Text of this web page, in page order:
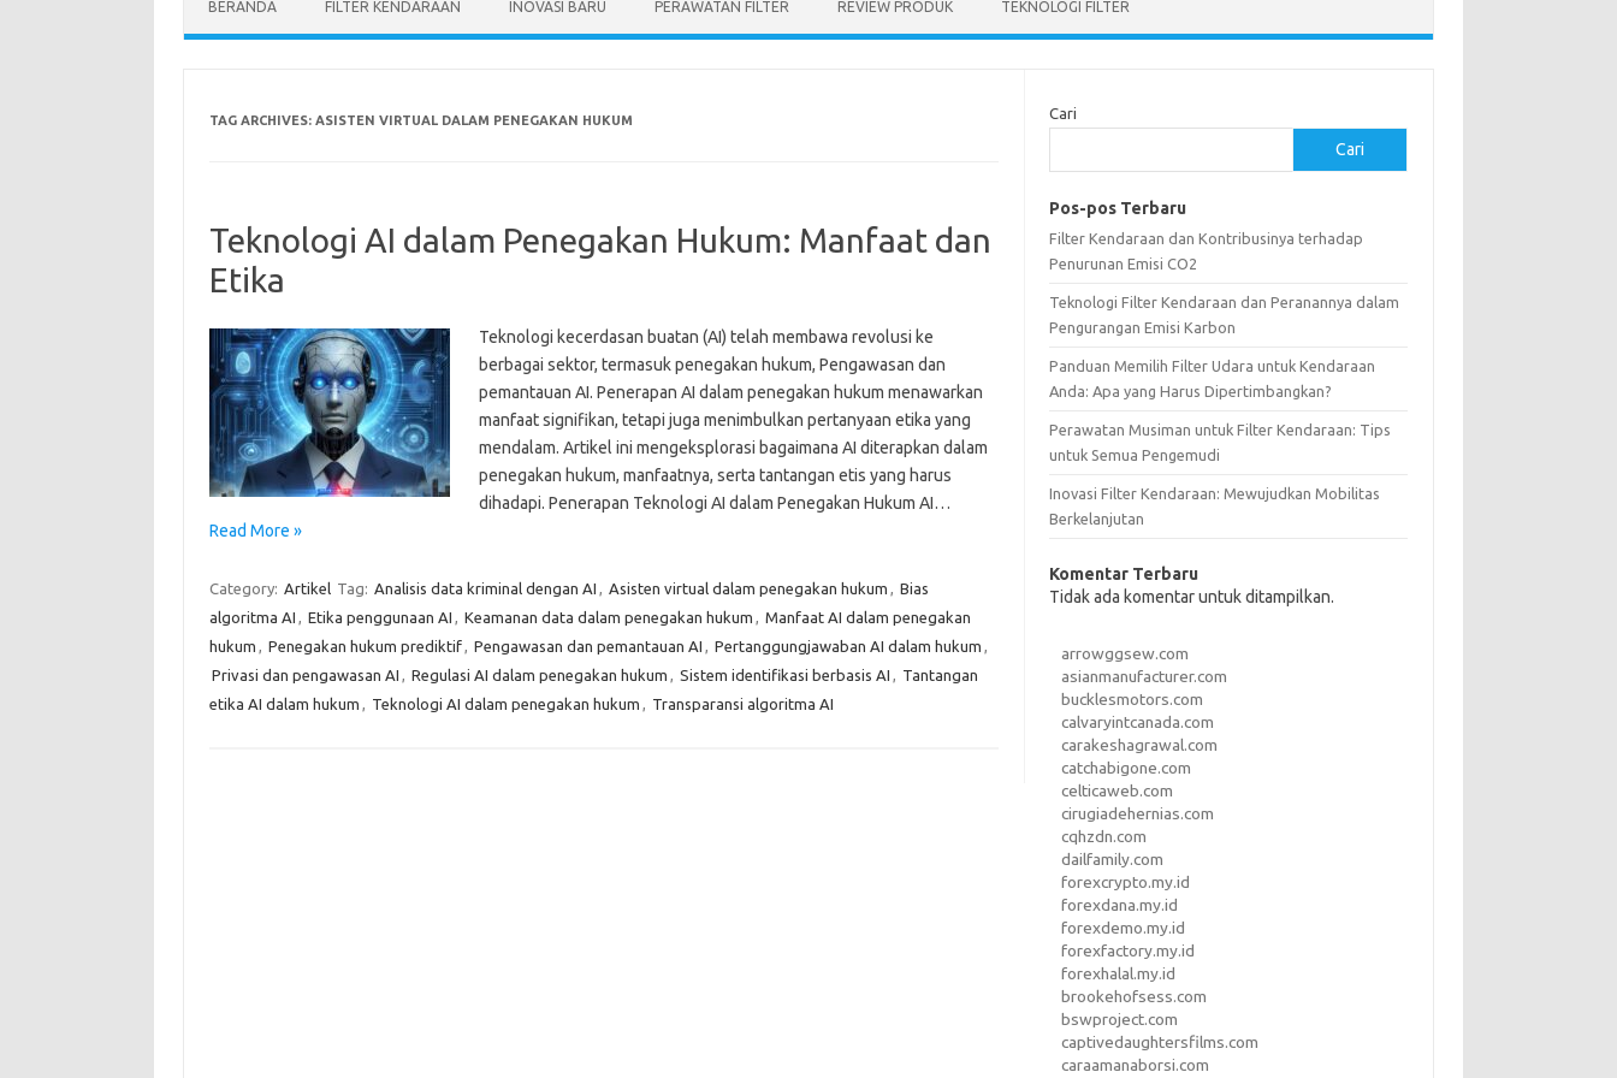
BERANDA FILTER KENDARAAN INOVASI BARU PERAWATAN FILTER REVIEW PRODUK TEKNOLOGI FILTER
TAG ARCHIVES: ASISTEN VIRTUAL DALAM PENEGAKAN HUKUM
Teknologi AI dalam Penegakan Hukum: Manfaat dan
Etika
Teknologi kecerdasan buatan (AI) telah membawa revolusi ke
berbagai sektor, termasuk penegakan hukum, Pengawasan dan
pemantauan AI. Penerapan AI dalam penegakan hukum menawarkan
manfaat signifikan, tetapi juga menimbulkan pertanyaan etika yang
mendalam. Artikel ini mengeksplorasi bagaimana AI diterapkan dalam
penegakan hukum, manfaatnya, serta tantangan etis yang harus
dihadapi. Penerapan Teknologi AI dalam Penegakan Hukum AI…
Read More »
Category: Artikel Tag: Analisis data kriminal dengan AI , Asisten virtual dalam penegakan hukum , Bias
algoritma AI , Etika penggunaan AI , Keamanan data dalam penegakan hukum , Manfaat AI dalam penegakan
hukum , Penegakan hukum prediktif, Pengawasan dan pemantauan AI , Pertanggungjawaban AI dalam hukum ,
Privasi dan pengawasan AI , Regulasi AI dalam penegakan hukum , Sistem identifikasi berbasis AI , Tantangan
etika AI dalam hukum , Teknologi AI dalam penegakan hukum , Transparansi algoritma AI
Cari
Cari
Pos-pos Terbaru
Filter Kendaraan dan Kontribusinya terhadap
Penurunan Emisi CO2
Teknologi Filter Kendaraan dan Peranannya dalam
Pengurangan Emisi Karbon
Panduan Memilih Filter Udara untuk Kendaraan
Anda: Apa yang Harus Dipertimbangkan?
Perawatan Musiman untuk Filter Kendaraan: Tips
untuk Semua Pengemudi
Inovasi Filter Kendaraan: Mewujudkan Mobilitas
Berkelanjutan
Komentar Terbaru
Tidak ada komentar untuk ditampilkan.
arrowggsew.com
asianmanufacturer.com
bucklesmotors.com
calvaryintcanada.com
carakeshagrawal.com
catchabigone.com
celticaweb.com
cirugiadehernias.com
cqhzdn.com
dailfamily.com
forexcrypto.my.id
forexdana.my.id
forexdemo.my.id
forexfactory.my.id
forexhalal.my.id
brookehofsess.com
bswproject.com
captivedaughtersfilms.com
caraamanaborsi.com